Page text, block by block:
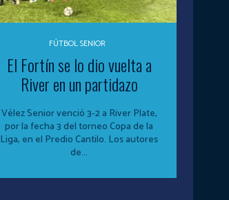
FÚTBOL SENIOR
El Fortín se lo dio vuelta a
River en un partidazo
Vélez Senior venció 3-2 a River Plate,
por la fecha 3 del torneo Copa de la
Liga, en el Predio Cantilo. Los autores
de...